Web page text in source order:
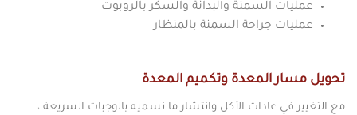
عمليات السمنة والبدانة والسكر بالروبوت
عمليات جراحة السمنة بالمنظار
تحويل مسار المعدة وتكميم المعدة
مع التغيير في عادات الأكل وانتشار ما نسميه بالوجبات السريعة ،